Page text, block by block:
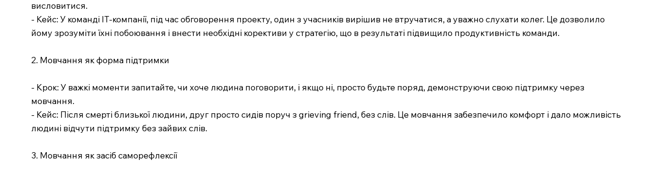
висловитися.
- Кейс: У команді IT-компанії, під час обговорення проекту, один з учасників вирішив не втручатися, а уважно слухати колег. Це дозволило
йому зрозуміти їхні побоювання і внести необхідні корективи у стратегію, що в результаті підвищило продуктивність команди.
2. Мовчання як форма підтримки
- Крок: У важкі моменти запитайте, чи хоче людина поговорити, і якщо ні, просто будьте поряд, демонструючи свою підтримку через
мовчання.
- Кейс: Після смерті близької людини, друг просто сидів поруч з grieving friend, без слів. Це мовчання забезпечило комфорт і дало можливість
людині відчути підтримку без зайвих слів.
3. Мовчання як засіб саморефлексії